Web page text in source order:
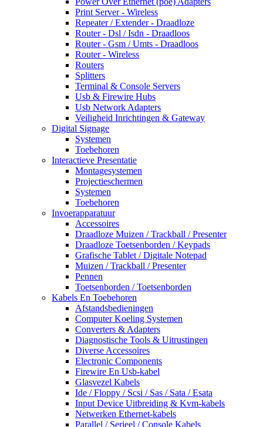
Print Server - Wireless
Repeater / Extender - Draadloze
Router - Dsl / Isdn - Draadloos
Router - Gsm / Umts - Draadloos
Router - Wireless
Routers
Splitters
Terminal & Console Servers
Usb & Firewire Hubs
Usb Network Adapters
Veiligheid Inrichtingen & Gateway
Digital Signage
Systemen
Toebehoren
Interactieve Presentatie
Montagesystemen
Projectieschermen
Systemen
Toebehoren
Invoerapparatuur
Accessoires
Draadloze Muizen / Trackball / Presenter
Draadloze Toetsenborden / Keypads
Grafische Tablet / Digitale Notepad
Muizen / Trackball / Presenter
Pennen
Toetsenborden / Toetsenborden
Kabels En Toebehoren
Afstandsbedieningen
Computer Koeling Systemen
Converters & Adapters
Diagnostische Tools & Uitrustingen
Diverse Accessoires
Electronic Components
Firewire En Usb-kabel
Glasvezel Kabels
Ide / Floppy / Scsi / Sas / Sata / Esata
Input Device Uitbreiding & Kvm-kabels
Netwerken Ethernet-kabels
Parallel / Serieel / Console Kabels